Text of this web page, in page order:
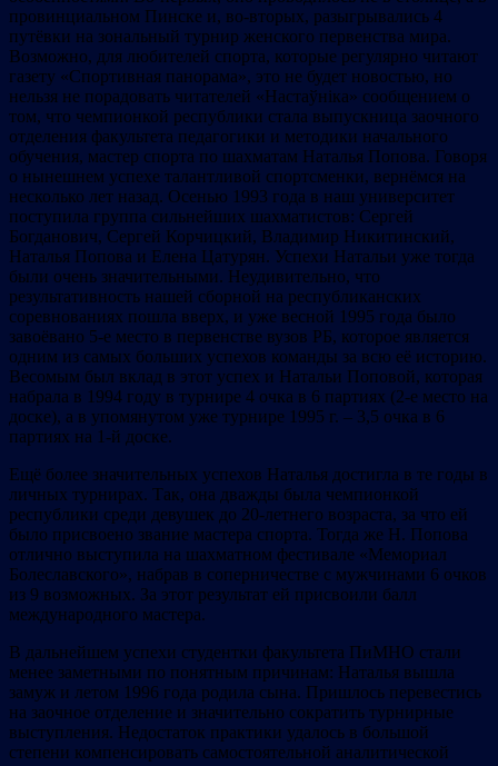
провинциальном Пинске и, во-вторых, разыгрывались 4
путёвки на зональный турнир женского первенства мира.
Возможно, для любителей спорта, которые регулярно читают
газету «Спортивная панорама», это не будет новостью, но
нельзя не порадовать читателей «Настаўніка» сообщением о
том, что чемпионкой республики стала выпускница заочного
отделения факультета педагогики и методики начального
обучения, мастер спорта по шахматам Наталья Попова. Говоря
о нынешнем успехе талантливой спортсменки, вернёмся на
несколько лет назад. Осенью 1993 года в наш университет
поступила группа сильнейших шахматистов: Сергей
Богданович, Сергей Корчицкий, Владимир Никитинский,
Наталья Попова и Елена Цатурян. Успехи Натальи уже тогда
были очень значительными. Неудивительно, что
результативность нашей сборной на республиканских
соревнованиях пошла вверх, и уже весной 1995 года было
завоёвано 5-е место в первенстве вузов РБ, которое является
одним из самых больших успехов команды за всю её историю.
Весомым был вклад в этот успех и Натальи Поповой, которая
набрала в 1994 году в турнире 4 очка в 6 партиях (2-е место на
доске), а в упомянутом уже турнире 1995 г. – 3,5 очка в 6
партиях на 1-й доске.
Ещё более значительных успехов Наталья достигла в те годы в
личных турнирах. Так, она дважды была чемпионкой
республики среди девушек до 20-летнего возраста, за что ей
было присвоено звание мастера спорта. Тогда же Н. Попова
отлично выступила на шахматном фестивале «Мемориал
Болеславского», набрав в соперничестве с мужчинами 6 очков
из 9 возможных. За этот результат ей присвоили балл
международного мастера.
В дальнейшем успехи студентки факультета ПиМНО стали
менее заметными по понятным причинам: Наталья вышла
замуж и летом 1996 года родила сына. Пришлось перевестись
на заочное отделение и значительно сократить турнирные
выступления. Недостаток практики удалось в большой
степени компенсировать самостоятельной аналитической